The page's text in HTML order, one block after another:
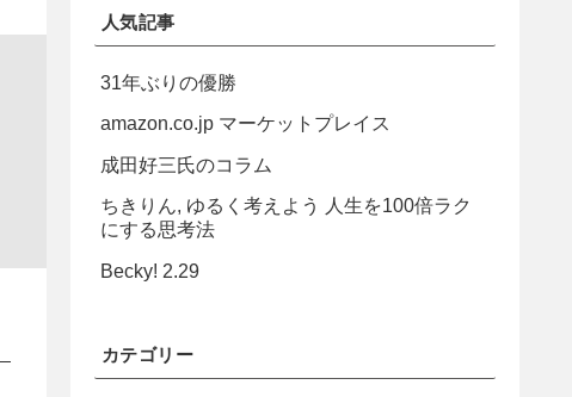
人気記事
31年ぶりの優勝
amazon.co.jp マーケットプレイス
成田好三氏のコラム
ちきりん, ゆるく考えよう 人生を100倍ラク
にする思考法
Becky! 2.29
カテゴリー